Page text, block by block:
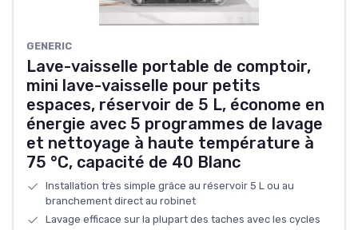
GENERIC
Lave-vaisselle portable de comptoir,
mini lave-vaisselle pour petits
espaces, réservoir de 5 L, économe en
énergie avec 5 programmes de lavage
et nettoyage à haute température à
75 °C, capacité de 40 Blanc
Installation très simple grâce au réservoir 5 L ou au
branchement direct au robinet
Lavage efficace sur la plupart des taches avec les cycles